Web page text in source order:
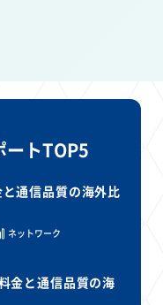
ートTOP5
通信品質の海外比
ネットワーク
金と通信品質の海